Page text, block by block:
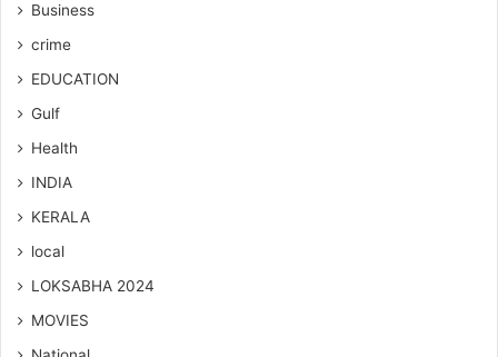
Business
crime
EDUCATION
Gulf
Health
INDIA
KERALA
local
LOKSABHA 2024
MOVIES